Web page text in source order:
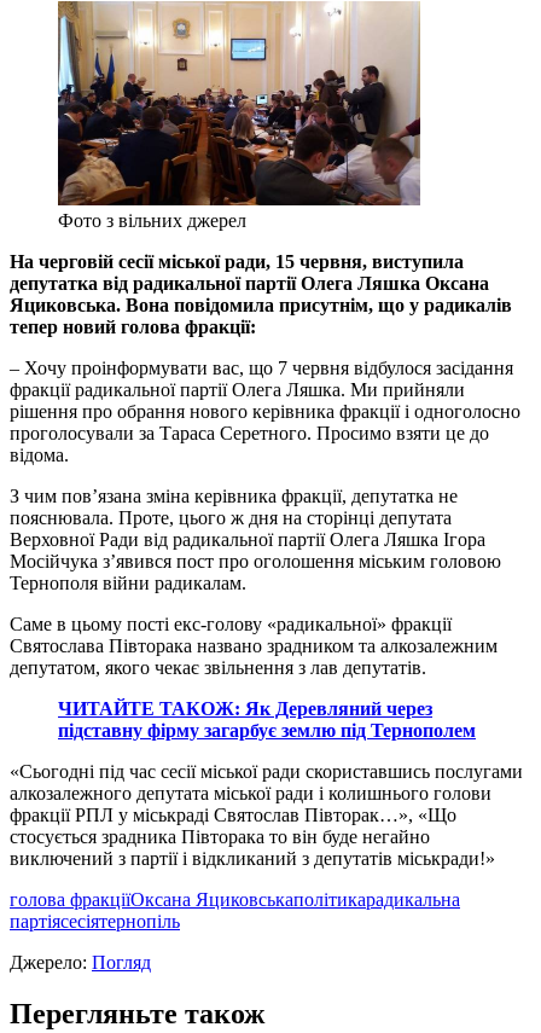
Фото з вільних джерел
На черговій сесії міської ради, 15 червня, виступила
депутатка від радикальної партії Олега Ляшка Оксана
Яциковська. Вона повідомила присутнім, що у радикалів
тепер новий голова фракції:
– Хочу проінформувати вас, що 7 червня відбулося засідання
фракції радикальної партії Олега Ляшка. Ми прийняли
рішення про обрання нового керівника фракції і одноголосно
проголосували за Тараса Серетного. Просимо взяти це до
відома.
З чим пов’язана зміна керівника фракції, депутатка не
пояснювала. Проте, цього ж дня на сторінці депутата
Верховної Ради від радикальної партії Олега Ляшка Ігора
Мосійчука з’явився пост про оголошення міським головою
Тернополя війни радикалам.
Саме в цьому пості екс-голову «радикальної» фракції
Святослава Півторака названо зрадником та алкозалежним
депутатом, якого чекає звільнення з лав депутатів.
ЧИТАЙТЕ ТАКОЖ: Як Деревляний через
підставну фірму загарбує землю під Тернополем
«Сьогодні під час сесії міської ради скориставшись послугами
алкозалежного депутата міської ради і колишнього голови
фракції РПЛ у міськраді Святослав Півторак…», «Що
стосується зрадника Півторака то він буде негайно
виключений з партії і відкликаний з депутатів міськради!»
голова фракціїОксана Яциковськаполітикарадикальна
партіясесіятернопіль
Джерело: Погляд
Перегляньте також